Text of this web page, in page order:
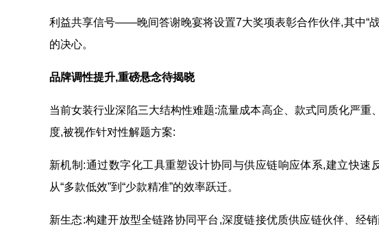
利益共享信号——晚间答谢晚宴将设置7大奖项表彰合作伙伴,其中“
的决心。
品牌调性提升,重磅悬念待揭晓
当前女装行业深陷三大结构性难题:流量成本高企、款式同质化严
度,被视作针对性解题方案:
新机制:通过数字化工具重塑设计协同与供应链响应体系,建立快
从“多款低效”到“少款精准”的效率跃迁。
新生态:构建开放型全链路协同平台,深度链接优质供应链伙伴、经